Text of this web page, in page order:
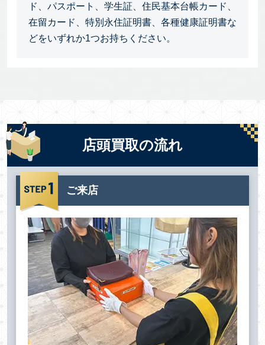
ド、パスポート、学生証、住民基本台帳カード、
在留カード、特別永住証明書、各種健康証明書な
どをいずれか1つお持ちください。
店頭買取の流れ
ご来店